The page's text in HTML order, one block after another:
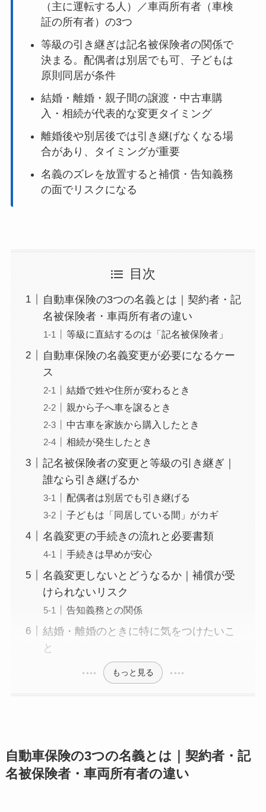
（主に運転する人）／車両所有者（車検
証の所有者）の3つ
等級の引き継ぎは記名被保険者の関係で
決まる。配偶者は別居でも可、子どもは
原則同居が条件
結婚・離婚・親子間の譲渡・中古車購
入・相続が代表的な変更タイミング
離婚後や別居後では引き継げなくなる場
合があり、タイミングが重要
名義のズレを放置すると補償・告知義務
の面でリスクになる
目次
自動車保険の3つの名義とは｜契約者・記
名被保険者・車両所有者の違い
等級に直結するのは「記名被保険者」
自動車保険の名義変更が必要になるケー
ス
結婚で姓や住所が変わるとき
親から子へ車を譲るとき
中古車を家族から購入したとき
相続が発生したとき
記名被保険者の変更と等級の引き継ぎ｜
誰なら引き継げるか
配偶者は別居でも引き継げる
子どもは「同居している間」がカギ
名義変更の手続きの流れと必要書類
手続きは早めが安心
名義変更しないとどうなるか｜補償が受
けられないリスク
告知義務との関係
結婚・離婚のときに特に気をつけたいこ
と
もっと見る
自動車保険の3つの名義とは｜契約者・記
名被保険者・車両所有者の違い